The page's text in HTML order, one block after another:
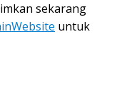
sekarang
untuk